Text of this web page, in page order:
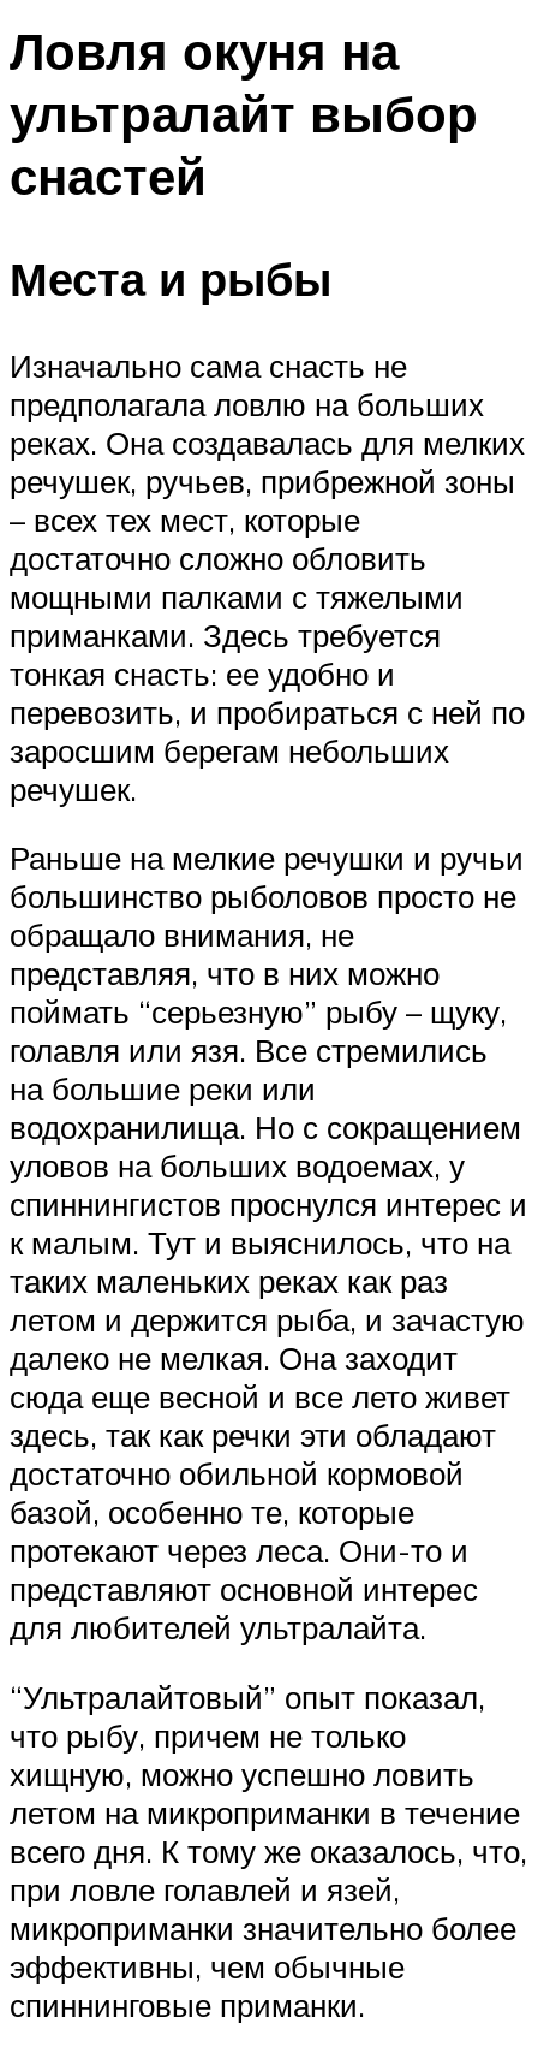
Ловля окуня на
ультралайт выбор
снастей
Места и рыбы
Изначально сама снасть не
предполагала ловлю на больших
реках. Она создавалась для мелких
речушек, ручьев, прибрежной зоны
– всех тех мест, которые
достаточно сложно обловить
мощными палками с тяжелыми
приманками. Здесь требуется
тонкая снасть: ее удобно и
перевозить, и пробираться с ней по
заросшим берегам небольших
речушек.
Раньше на мелкие речушки и ручьи
большинство рыболовов просто не
обращало внимания, не
представляя, что в них можно
поймать “серьезную” рыбу – щуку,
голавля или язя. Все стремились
на большие реки или
водохранилища. Но с сокращением
уловов на больших водоемах, у
спиннингистов проснулся интерес и
к малым. Тут и выяснилось, что на
таких маленьких реках как раз
летом и держится рыба, и зачастую
далеко не мелкая. Она заходит
сюда еще весной и все лето живет
здесь, так как речки эти обладают
достаточно обильной кормовой
базой, особенно те, которые
протекают через леса. Они-то и
представляют основной интерес
для любителей ультралайта.
“Ультралайтовый” опыт показал,
что рыбу, причем не только
хищную, можно успешно ловить
летом на микроприманки в течение
всего дня. К тому же оказалось, что,
при ловле голавлей и язей,
микроприманки значительно более
эффективны, чем обычные
спиннинговые приманки.